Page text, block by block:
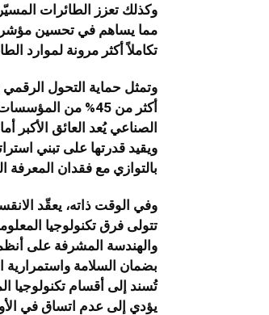
وكذلك تعزز الطائرات
تكاملاً أكثر مرونة لموارد
وتمثل حماية التحول
أكثر من 45% من
الصناعي يُعد العائق
ويقيد قدرتها على تبني
بالتوازي مع فقدان المعرفة
وفي الوقت ذاته، يعقّد
تتولى فرق تكنولوجيا
بضمان السلامة واستمرارية
يؤدي إلى عدم اتساق في